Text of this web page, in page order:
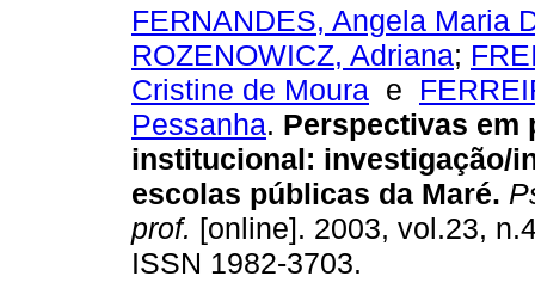
FERNANDES, Angela Maria
ROZENOWICZ, Adriana;
Cristine de Moura e
Pessanha. Perspectivas em
institucional: investigação/
escolas públicas da Maré.
prof. [online]. 2003, vol.23,
ISSN 1982-3703.